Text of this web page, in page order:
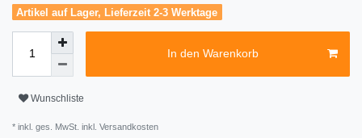
Artikel auf Lager, Lieferzeit 2-3 Werktage
In den Warenkorb
Wunschliste
* inkl. ges. MwSt. inkl. Versandkosten